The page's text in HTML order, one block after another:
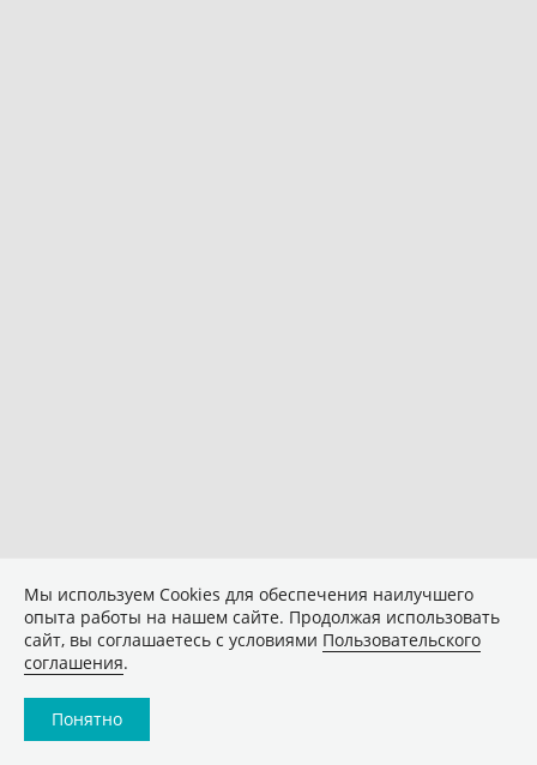
Мы используем Сookies для обеспечения наилучшего
опыта работы на нашем сайте. Продолжая использовать
сайт, вы соглашаетесь с условиями Пользовательского
соглашения.
Понятно